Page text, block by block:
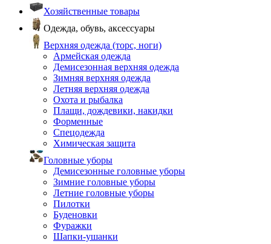
Хозяйственные товары
Одежда, обувь, аксессуары
Верхняя одежда (торс, ноги)
Армейская одежда
Демисезонная верхняя одежда
Зимняя верхняя одежда
Летняя верхняя одежда
Охота и рыбалка
Плащи, дождевики, накидки
Форменные
Спецодежда
Химическая защита
Головные уборы
Демисезонные головные уборы
Зимние головные уборы
Летние головные уборы
Пилотки
Буденовки
Фуражки
Шапки-ушанки